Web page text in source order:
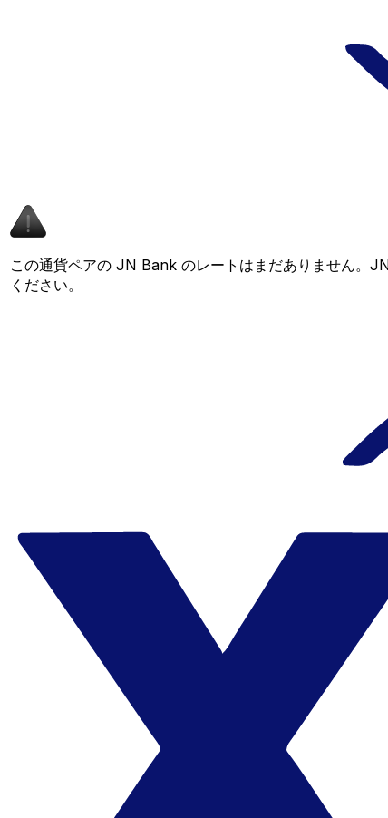
この通貨ペアの JN Bank のレートはまだありません。
ください。